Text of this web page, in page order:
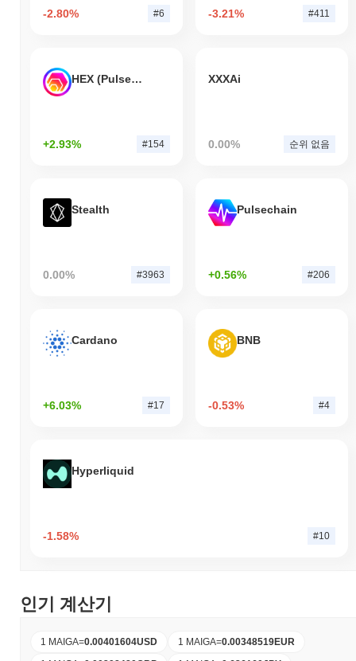
-2.80% #6 -3.21% #411
HEX (Pulsechain)
+2.93% #154
XXXAi
0.00% 순위 없음
Stealth
0.00% #3963
Pulsechain
+0.56% #206
Cardano
+6.03% #17
BNB
-0.53% #4
Hyperliquid
-1.58% #10
인기 계산기
1 MAIGA=0.00401604USD 1 MAIGA=0.00348519EUR